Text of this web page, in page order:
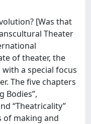
[Was that
Theater
of theater, the
a special focus
The five chapters
Bodies”,
“Theatricality”
of making and